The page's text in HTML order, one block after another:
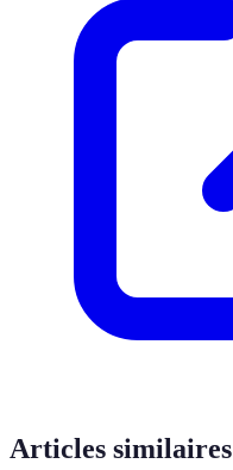
Articles similaires